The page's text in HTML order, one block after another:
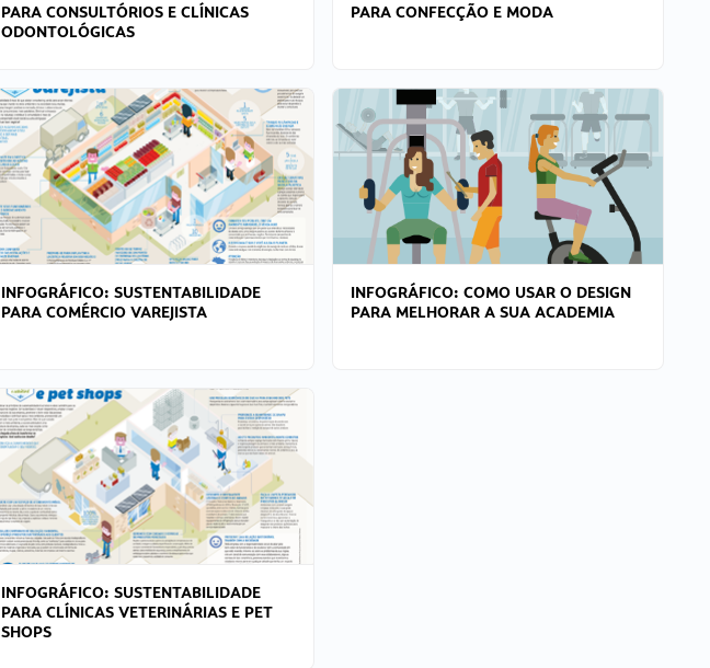
PARA CONSULTÓRIOS E CLÍNICAS
ODONTOLÓGICAS
PARA CONFECÇÃO E MODA
INFOGRÁFICO: SUSTENTABILIDADE
PARA COMÉRCIO VAREJISTA
INFOGRÁFICO: COMO USAR O DESIGN
PARA MELHORAR A SUA ACADEMIA
INFOGRÁFICO: SUSTENTABILIDADE
PARA CLÍNICAS VETERINÁRIAS E PET
SHOPS